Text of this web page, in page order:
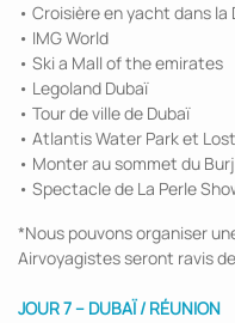
• Croisière en yacht dans la
• IMG World
• Ski a Mall of the emirates
• Legoland Dubaï
• Tour de ville de Dubaï
• Atlantis Water Park et
• Monter au sommet du
• Spectacle de La Perle
*Nous pouvons organiser
Airvoyagistes seront ravis
JOUR 7 – DUBAÏ / RÉUNION